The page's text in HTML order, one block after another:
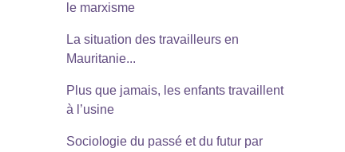
le marxisme
La situation des travailleurs en
Mauritanie...
Plus que jamais, les enfants travaillent
à l’usine
Sociologie du passé et du futur par